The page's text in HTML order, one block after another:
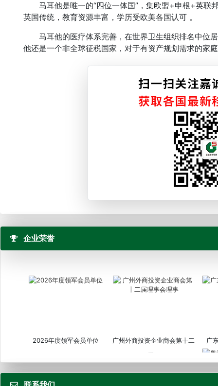
马耳他是唯一的“四位一体国”，集欧盟+申根+英联
英国传统，教育资源丰富，学历受欧美各国认可 。
马耳他的医疗体系完善，在世界卫生组织排名中位
他还是一个非全球征税国家，对于有资产规划需求的家
企业荣誉
2026年度领军会员单位
广州外商投资企业商会第十二
届...
广